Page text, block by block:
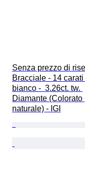
Senza prezzo di
Bracciale - 14 carati
bianco -  3.26ct. tw.
Diamante (Colorato
naturale) - IGI